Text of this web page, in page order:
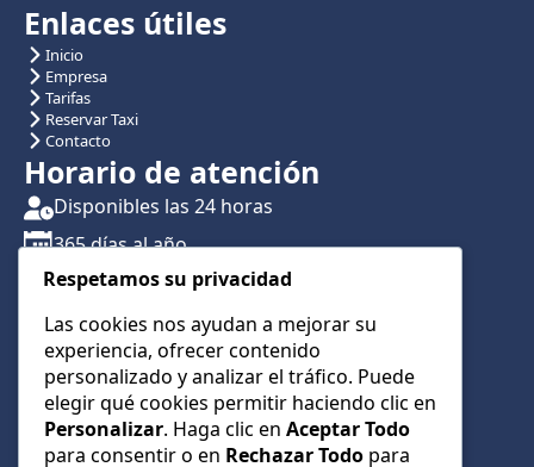
Enlaces útiles
Inicio
Empresa
Tarifas
Reservar Taxi
Contacto
Horario de atención
Disponibles las 24 horas
365 días al año
Traslados con reserva previa
Atención por teléfono y WhatsApp 24/7
CONTÁCTANOS
+34 622 01 23 74
+34 622 01 23 74
Respetamos su privacidad
Las cookies nos ayudan a mejorar su
experiencia, ofrecer contenido
personalizado y analizar el tráfico. Puede
elegir qué cookies permitir haciendo clic en
Personalizar. Haga clic en Aceptar Todo
para consentir o en Rechazar Todo para